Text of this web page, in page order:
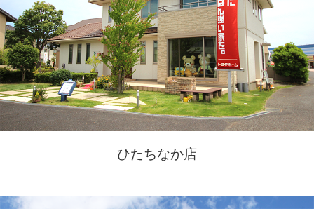
ひたちなか店